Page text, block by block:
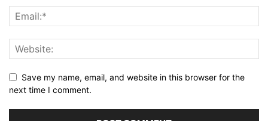
Save my name, email, and website in this browser for the
next time I comment.